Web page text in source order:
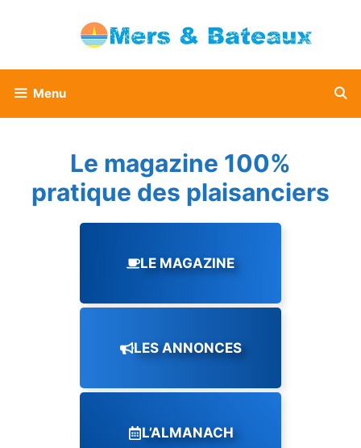
Menu
Le magazine 100%
pratique des plaisanciers
LE MAGAZINE
LES ANNONCES
L’ALMANACH